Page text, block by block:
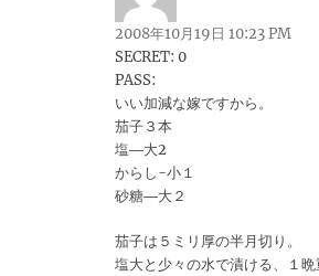
2008年10月19日 10:23 PM
SECRET: 0
PASS:
いい加減な嫁ですから。
茄子３本
塩―大2
からし-小１
砂糖―大２
茄子は５ミリ厚の半月切り。
塩大と少々の水で漬ける、１